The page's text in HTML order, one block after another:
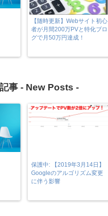
【随時更新】Webサイト初心
者が月間200万PVと特化ブロ
グで月50万円達成！
事 - New Posts -
保護中: 【2019年3月14日】
Googleのアルゴリズム変更
に伴う影響